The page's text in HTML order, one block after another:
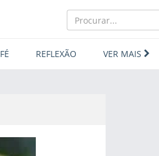
FÉ REFLEXÃO VER MAIS